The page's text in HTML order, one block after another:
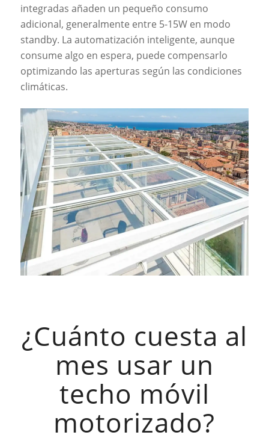
integradas añaden un pequeño consumo
adicional, generalmente entre 5-15W en modo
standby. La automatización inteligente, aunque
consume algo en espera, puede compensarlo
optimizando las aperturas según las condiciones
climáticas.
¿Cuánto cuesta al
mes usar un
techo móvil
motorizado?